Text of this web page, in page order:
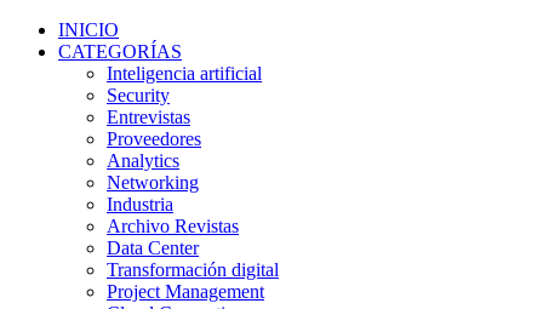
INICIO
CATEGORÍAS
Inteligencia artificial
Security
Entrevistas
Proveedores
Analytics
Networking
Industria
Archivo Revistas
Data Center
Transformación digital
Project Management